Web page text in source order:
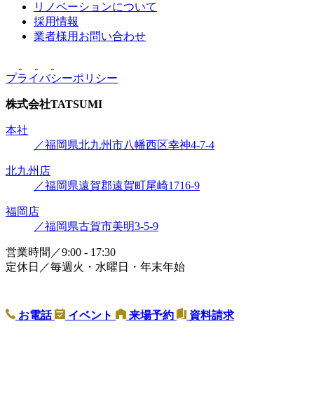
リノベーションについて
採用情報
業者様用お問い合わせ
プライバシーポリシー
株式会社TATSUMI
本社
／福岡県北九州市八幡西区幸神4-7-4
北九州店
／福岡県遠賀郡遠賀町尾崎1716-9
福岡店
／福岡県古賀市美明3-5-9
営業時間／9:00 - 17:30
定休日／毎週火・水曜日・年末年始
お電話 イベント 来場予約 資料請求